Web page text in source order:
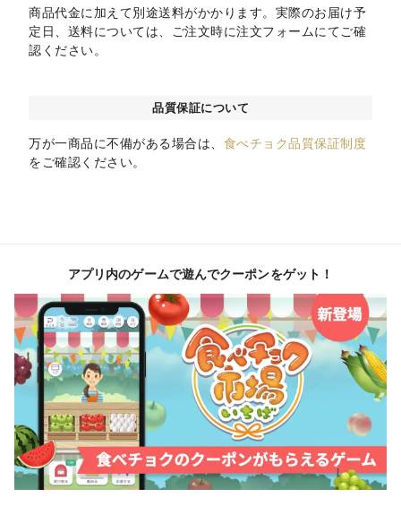
商品代金に加えて別途送料がかかります。実際のお届け予
定日、送料については、ご注文時に注文フォームにてご確
認ください。
品質保証について
万が一商品に不備がある場合は、 食べチョク品質保証制度
をご確認ください。
アプリ内のゲームで遊んでクーポンをゲット！